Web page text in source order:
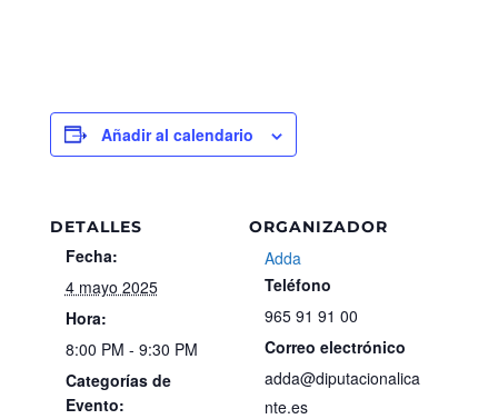
Añadir al calendario
DETALLES
Fecha:
4 mayo 2025
Hora:
8:00 PM - 9:30 PM
Categorías de
Evento:
ORGANIZADOR
Adda
Teléfono
965 91 91 00
Correo electrónico
adda@diputacionalica
nte.es